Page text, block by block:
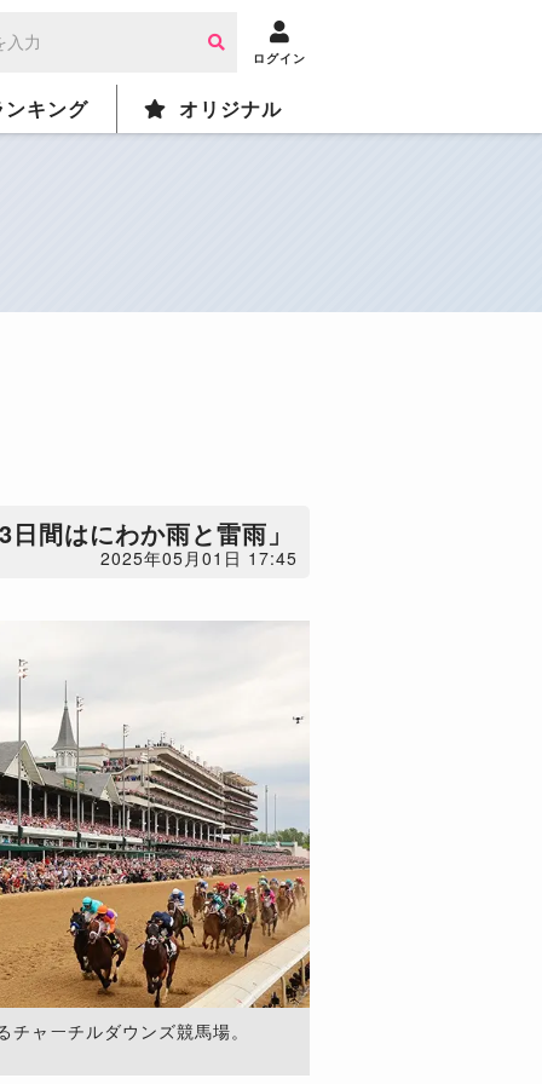
ログイン
ンキング オリジナル
間はにわか雨と雷雨」
2025年05月01日 17:45
ャーチルダウンズ競馬場。